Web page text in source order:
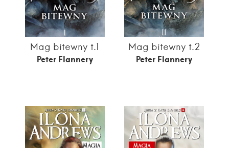
Mag bitewny t.1
Peter Flannery
Mag bitewny t.2
Peter Flannery